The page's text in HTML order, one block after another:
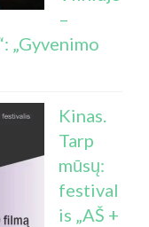
–
„Gyvenimo
Kinas.
Tarp
mūsų:
festival
is „AŠ +